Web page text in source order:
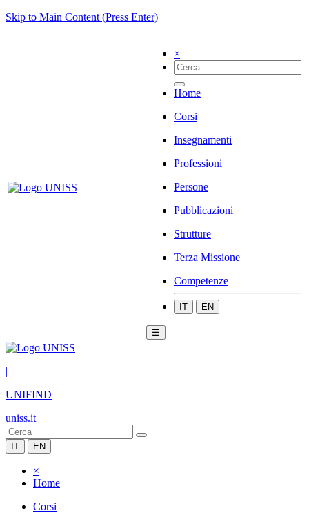
Skip to Main Content (Press Enter)
×
Home
Corsi
Insegnamenti
Professioni
Persone
Pubblicazioni
Strutture
Terza Missione
Competenze
IT EN
☰
|
UNIFIND
uniss.it
IT EN
×
Home
Corsi